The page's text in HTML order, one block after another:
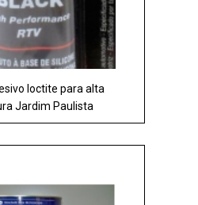
loctite para alta
Jardim Paulista